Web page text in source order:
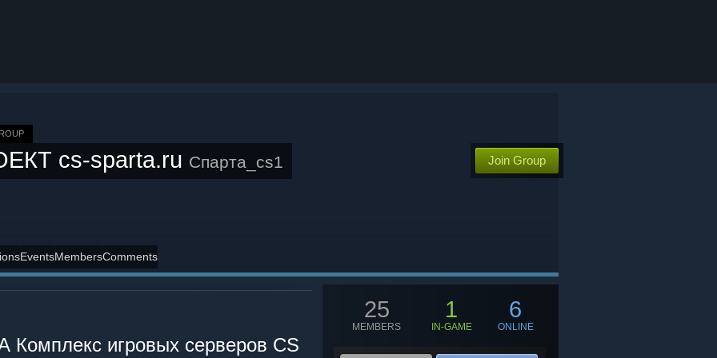
cs-sparta.ru Спарта_cs1 Join Group
EventsMembersComments
игровых серверов CS
25
MEMBERS
1
IN-GAME
6
ONLINE